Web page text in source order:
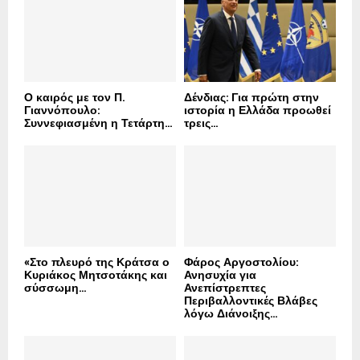
C
Ο καιρός με τον Π.
Γιαννόπουλο:
Συννεφιασμένη η Τετάρτη...
Δένδιας: Για πρώτη στην
ιστορία η Ελλάδα προωθεί
τρεις...
«Στο πλευρό της Κράτσα ο
Κυριάκος Μητσοτάκης και
σύσσωμη...
Φάρος Αργοστολίου:
Ανησυχία για
Ανεπίστρεπτες
Περιβαλλοντικές Βλάβες
λόγω Διάνοιξης...